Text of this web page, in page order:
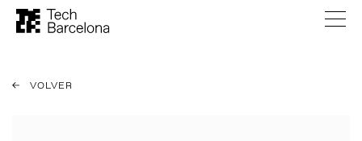
VOLVER